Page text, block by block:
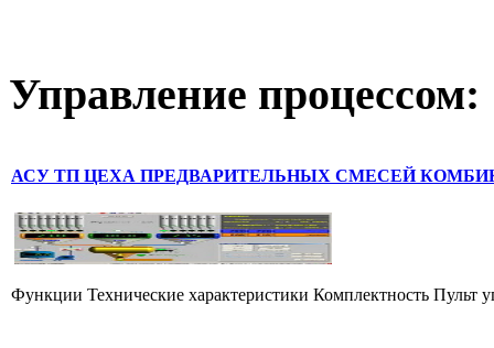
Управление процессом:
АСУ ТП ЦЕХА ПРЕДВАРИТЕЛЬНЫХ СМЕСЕЙ
Функции Технические характеристики Комплектность